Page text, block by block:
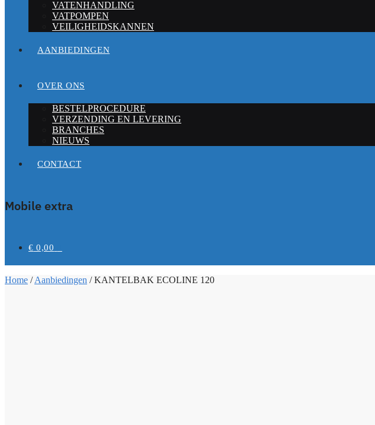
VATENHANDLING
VATPOMPEN
VEILIGHEIDSKANNEN
AANBIEDINGEN
OVER ONS
BESTELPROCEDURE
VERZENDING EN LEVERING
BRANCHES
NIEUWS
CONTACT
Mobile extra
€ 0,00
Home /Aanbiedingen /KANTELBAK ECOLINE 120